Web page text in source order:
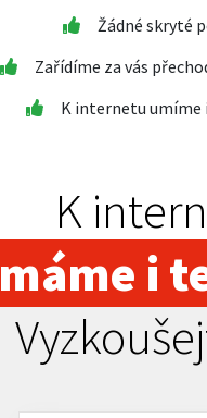
Žádné skryté
Zařídíme za vás
K internetu umíme i
K
máme i